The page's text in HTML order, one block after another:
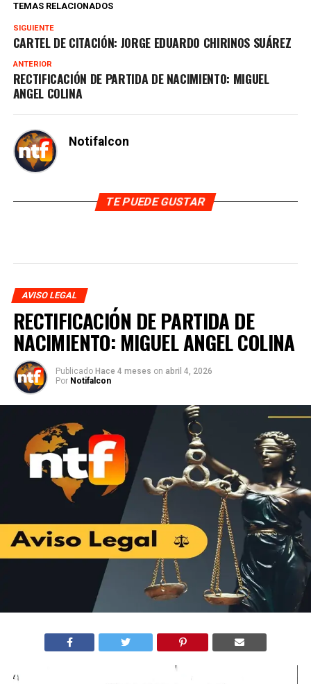
TEMAS RELACIONADOS
SIGUIENTE
CARTEL DE CITACIÓN: JORGE EDUARDO CHIRINOS SUÁREZ
ANTERIOR
RECTIFICACIÓN DE PARTIDA DE NACIMIENTO: MIGUEL
ANGEL COLINA
Notifalcon
TE PUEDE GUSTAR
AVISO LEGAL
RECTIFICACIÓN DE PARTIDA DE
NACIMIENTO: MIGUEL ANGEL COLINA
Publicado Hace 4 meses on abril 4, 2026
Por Notifalcon